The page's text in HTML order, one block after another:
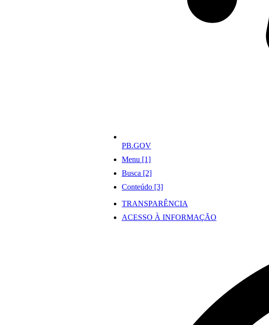
PB.GOV
Menu [1]
Busca [2]
Conteúdo [3]
TRANSPARÊNCIA
ACESSO À INFORMAÇÃO